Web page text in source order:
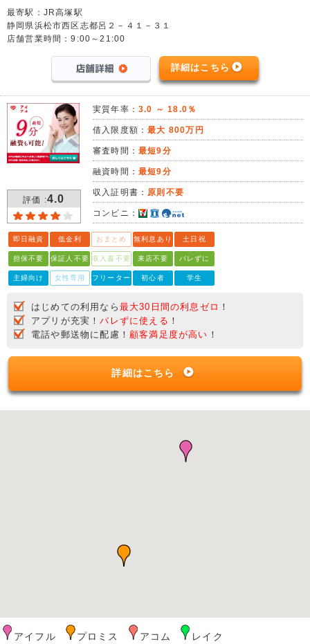
最寄駅：JR高塚駅
静岡県浜松市西区志都呂２－４１－３１
店舗営業時間：9:00～21:00
詳細はこちら
評価 :4.0
実質年率： 3.0 ～ 18.0％
借入限度額：最大 800万円
審査時間： 最短9分
融資時間： 最短9分
収入証明書： 原則不要
コンビニ：
即日融資 低金利 おまとめ 無利息あり 土日祝
担保不要 保証人不要 収入書不要 来店不要 バレずに
主婦向け 女性専用 フリーター 初心者 学生
はじめての利用なら 最大30日間の利息ゼロ ！
アプリが充実！バレずに使える ！
電話や郵送物に配慮！ 顧客満足度が高い ！
詳細はこちら
アイフル プロミス アコム レイク